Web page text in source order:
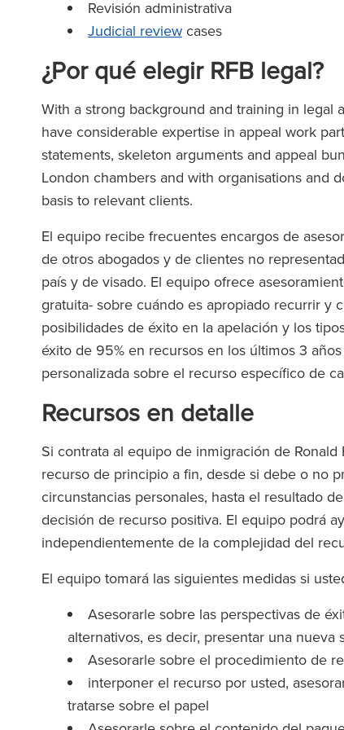
Revisión administrativa
Judicial review cases
¿Por qué elegir RFB legal?
With a strong background and training in legal
have considerable expertise in appeal work
statements, skeleton arguments and appeal
London chambers and with organisations and
basis to relevant clients.
El equipo recibe frecuentes encargos de
de otros abogados y de clientes no
país y de visado. El equipo ofrece
gratuita- sobre cuándo es apropiado recurrir y
posibilidades de éxito en la apelación y los
éxito de 95% en recursos en los últimos 3
personalizada sobre el recurso específico de
Recursos en detalle
Si contrata al equipo de inmigración de
recurso de principio a fin, desde si debe o no
circunstancias personales, hasta el resultado
decisión de recurso positiva. El equipo podrá
independientemente de la complejidad del
El equipo tomará las siguientes medidas si
Asesorarle sobre las perspectivas de
alternativos, es decir, presentar una nueva
Asesorarle sobre el procedimiento de
interponer el recurso por usted,
tratarse sobre el papel